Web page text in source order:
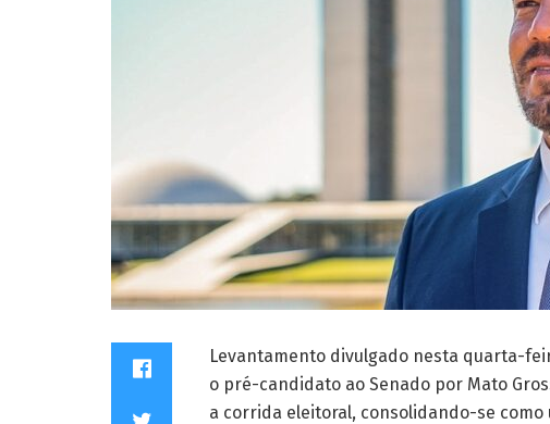
Levantamento divulgado nesta quarta-
o pré-candidato ao Senado por Mato
a corrida eleitoral, consolidando-se